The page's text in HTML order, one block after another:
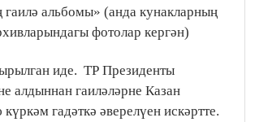
гаилә альбомы» (анда кунакларның
фотолар кергән)
иде. ТР Президенты
алдыннан гаиләләрне Казан
гадәткә әверелүен искәртте.